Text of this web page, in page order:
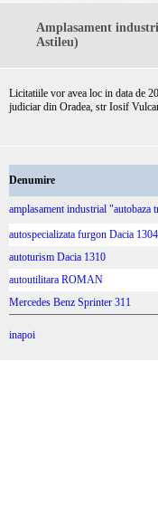
Amplasament
Astileu)
Licitatiile vor avea loc in data de
judiciar din Oradea, str Iosif
Denumire
amplasament industrial "autobaza
autospecializata furgon Dacia 1304
autoturism Dacia 1310
autoutilitara ROMAN
Mercedes Benz Sprinter 311
inapoi